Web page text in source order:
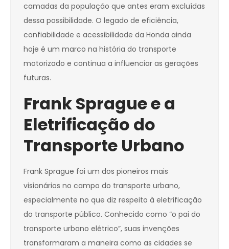
camadas da população que antes eram excluídas
dessa possibilidade. O legado de eficiência,
confiabilidade e acessibilidade da Honda ainda
hoje é um marco na história do transporte
motorizado e continua a influenciar as gerações
futuras.
Frank Sprague e a
Eletrificação do
Transporte Urbano
Frank Sprague foi um dos pioneiros mais
visionários no campo do transporte urbano,
especialmente no que diz respeito à eletrificação
do transporte público. Conhecido como “o pai do
transporte urbano elétrico”, suas invenções
transformaram a maneira como as cidades se